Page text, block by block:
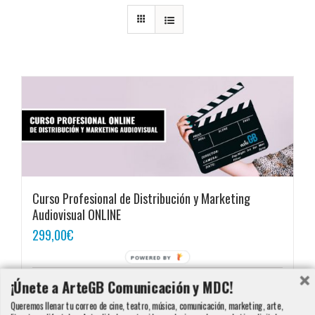
Curso Profesional de Distribución y Marketing
Audiovisual ONLINE
299,00€
Añadir al carrito
¡Únete a ArteGB Comunicación y MDC!
Queremos llenar tu correo de cine, teatro, música, comunicación, marketing, arte,
POWERED BY